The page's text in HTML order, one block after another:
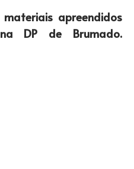
apreendidos
DP de Brumado.